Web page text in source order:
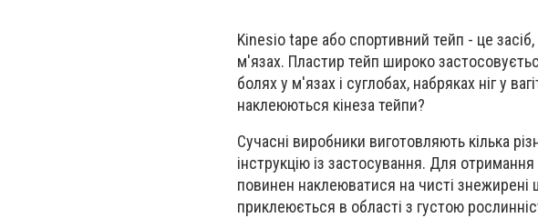
Kinesio tape або спортивний тейп - це
м'язах. Пластир тейп широко
болях у м'язах і суглобах, набряках ніг у
наклеюються кінеза тейпи?
Сучасні виробники виготовляють кілька
інструкцію із застосування. Для
повинен наклеюватися на чисті знежирені
приклеюється в області з густою